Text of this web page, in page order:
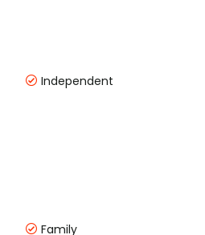
Independent
Family